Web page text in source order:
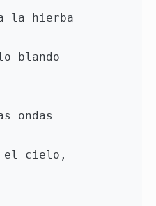
la hierba
blando
ondas
el cielo,